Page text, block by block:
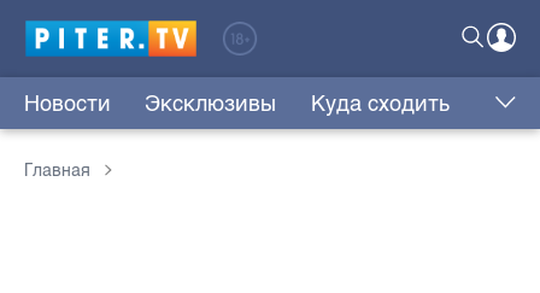
Новости Эксклюзивы Куда сходить
Главная